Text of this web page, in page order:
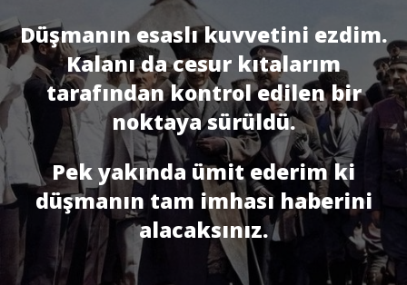
Düşmanın esaslı kuvvetini ezdim.
Kalanı da cesur kıtalarım
tarafından kontrol edilen bir
noktaya sürüldü.
Pek yakında ümit ederim ki
düşmanın tam imhası haberini
alacaksınız.